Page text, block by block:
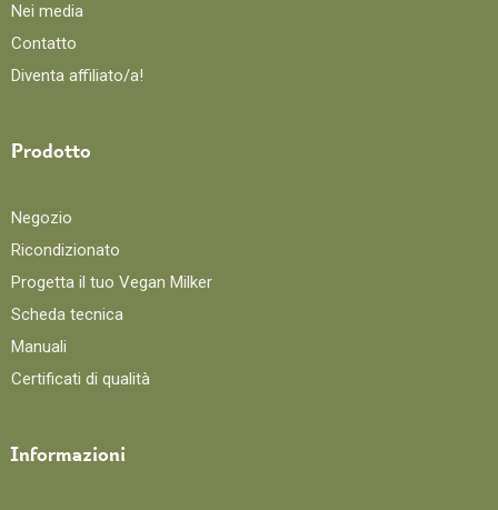
Nei media
Contatto
Diventa affiliato/a!
Prodotto
Negozio
Ricondizionato
Progetta il tuo Vegan Milker
Scheda tecnica
Manuali
Certificati di qualità
Informazioni